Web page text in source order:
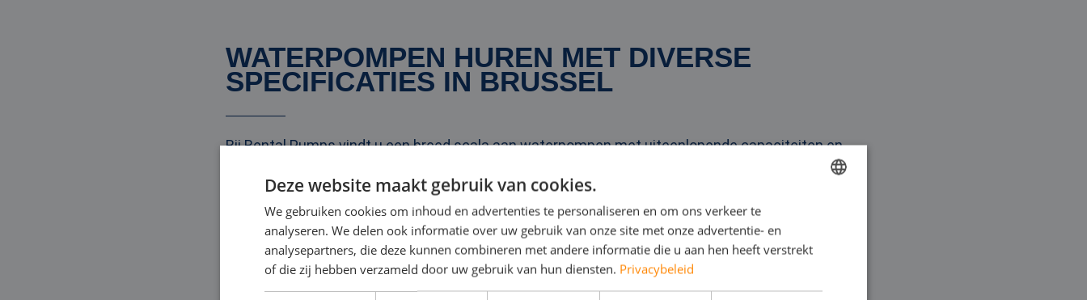
WATERPOMPEN HUREN MET DIVERSE
SPECIFICATIES IN BRUSSEL
Bij Rental Pumps vindt u een breed scala aan waterpompen met uiteenlopende capaciteiten en
technische specificaties, die elk zijn afgestemd op specifieke projectvereisten. Het is essentieel
om de juiste waterpomp te kiezen die past bij de behoeften van uw project, en wij zijn hier om u
daarbij te ondersteunen. Door u grondig te informeren over de beschikbare opties, helpen we u
een helder beeld te vormen van de meest geschikte waterpomp voor uw project in Brussel.
ENGLISH
Deze website maakt gebruik van cookies.
We gebruiken cookies om inhoud en advertenties te personaliseren en om ons verkeer te
analyseren. We delen ook informatie over uw gebruik van onze site met onze advertentie- en
analysepartners, die deze kunnen combineren met andere informatie die u aan hen heeft verstrekt
of die zij hebben verzameld door uw gebruik van hun diensten. Privacybeleid